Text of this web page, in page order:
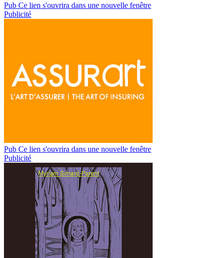
Pub Ce lien s'ouvrira dans une nouvelle fenêtre
Publicité
Pub Ce lien s'ouvrira dans une nouvelle fenêtre
Publicité